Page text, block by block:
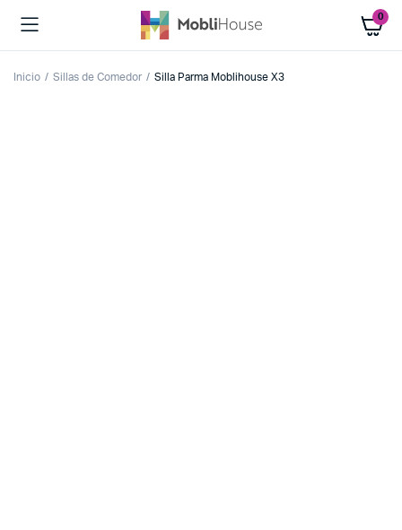
0
Inicio Sillas de Comedor Silla Parma Moblihouse X3